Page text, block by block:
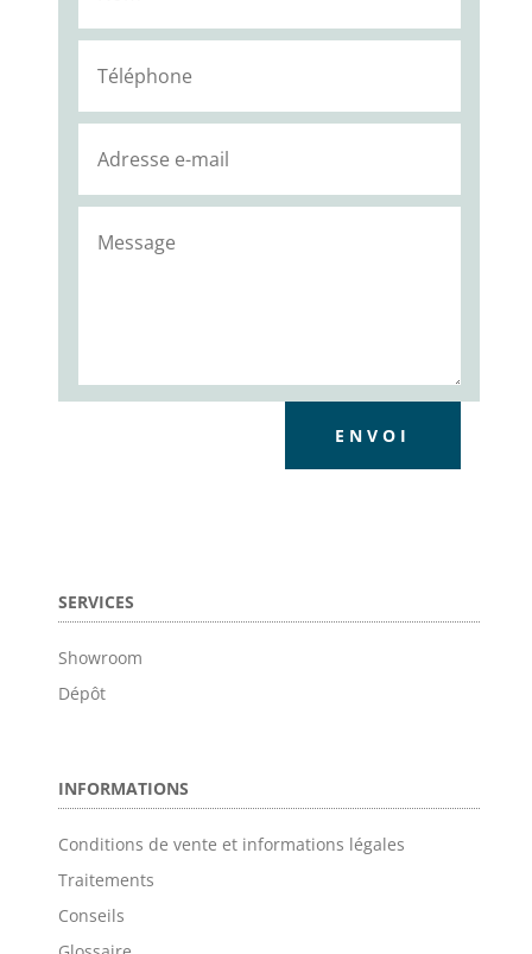
ENVOI
SERVICES
Showroom
Dépôt
INFORMATIONS
Conditions de vente et informations légales
Traitements
Conseils